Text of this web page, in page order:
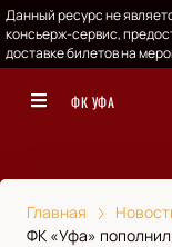
Данный ресурс не
консьерж-сервис,
доставке билетов на
ФК УФА
Главная
ФК «Уфа»